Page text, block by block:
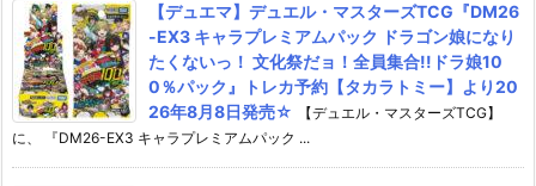
【デュエマ】デュエル・マスターズTCG『DM26
-EX3 キャラプレミアムパック ドラゴン娘になり
たくないっ！ 文化祭だョ！全員集合!!ドラ娘10
0％パック』トレカ予約【タカラトミー】より20
26年8月8日発売☆
【デュエル・マスターズTCG】
に、 『DM26-EX3 キャラプレミアムパック ...